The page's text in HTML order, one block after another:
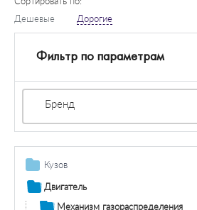
Дешевые
Дорогие
Фильтр по параметрам
Бренд
Кузов
Детали кузова / крыло / буфер
Покрытие/покрышка
Остекление / зеркала
Двигатель
Механизм газораспределения